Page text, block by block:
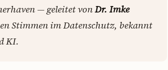
— geleitet vonDr. Imke
Stimmen im Datenschutz, bekannt
KI.